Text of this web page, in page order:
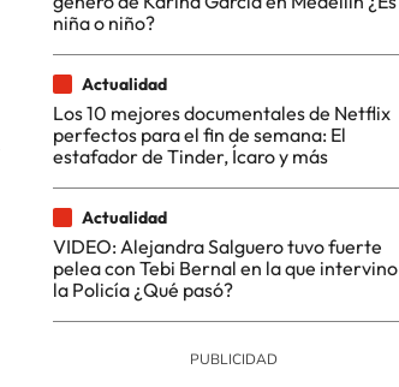
niña o niño?
Actualidad
Los 10 mejores documentales de Netflix
perfectos para el fin de semana: El
estafador de Tinder, Ícaro y más
Actualidad
VIDEO: Alejandra Salguero tuvo fuerte
pelea con Tebi Bernal en la que intervino
la Policía ¿Qué pasó?